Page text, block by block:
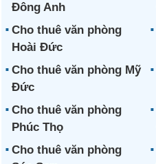
Đông Anh
Cho thuê văn phòng
Hoài Đức
Cho thuê văn phòng Mỹ
Đức
Cho thuê văn phòng
Phúc Thọ
Cho thuê văn phòng